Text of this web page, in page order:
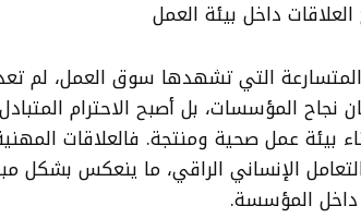
التي تشهدها سوق العمل، لم تعد
نجاح المؤسسات، بل أصبح الاحترام
بيئة عمل صحية ومنتجة. فالعلاقات
الإنساني الراقي، ما ينعكس بشكل
داخل المؤسسة.